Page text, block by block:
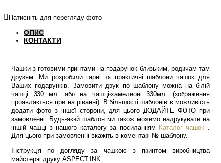
Натисніть для перегляду фото
ОПИС
КОНТАКТИ
Чашки з готовими принтами на подарунок близьким, родичам там
друзям. Ми розробили гарні та практичні шаблони чашок для
Ваших подарунків. Замовити друк по шаблону можна на білій
чашці 330 мл. або на чашці-хамелеоні 330мл. (зображення
проявляється при нагріванні). В більшості шаблонів є можливість
додати фото з іншої сторони, для цього ДОДАЙТЕ ФОТО при
замовленні. Будь-який шаблон ми також можемо надрукувати на
іншій чашці з нашого каталогу за посиланням Каталог чашок .
Для цього при замовленні вкажіть в коментарі № шаблону.
Інструкція по догляду за чашкою з принтом виробництва
майстерні друку ASPECT.INK